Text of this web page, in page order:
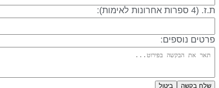
ספרות אחרונות לאימות):
נוספים:
שלח בקשה ביטול